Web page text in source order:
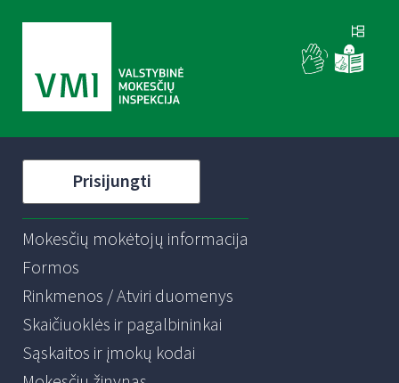
Prisijungti
Mokesčių mokėtojų informacija
Formos
Rinkmenos / Atviri duomenys
Skaičiuoklės ir pagalbininkai
Sąskaitos ir įmokų kodai